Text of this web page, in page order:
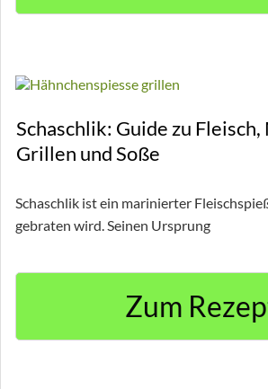
Schaschlik: Guide zu
Grillen und Soße
Schaschlik ist ein marinierter
gebraten wird. Seinen Ursprung
Zum